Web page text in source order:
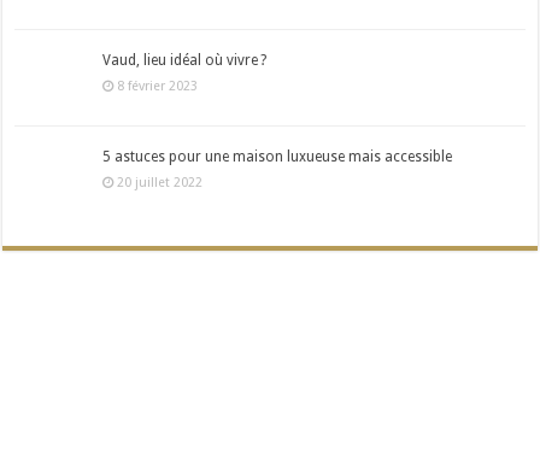
Vaud, lieu idéal où vivre ?
8 février 2023
5 astuces pour une maison luxueuse mais accessible
20 juillet 2022